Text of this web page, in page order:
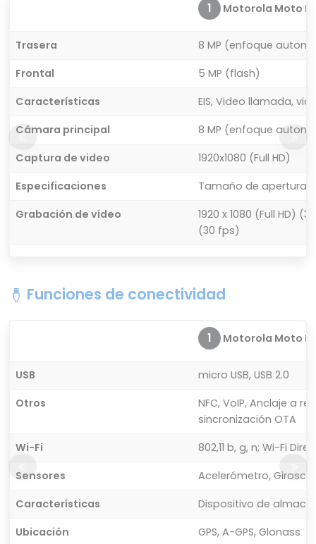
1 Motorola Moto E5
Trasera
8 MP (enfoque
Frontal
5 MP (flash)
Características
EIS, Video llamada,
Cámara principal
8 MP (enfoque
Captura de video
1920x1080 (Full HD)
Especificaciones
Tamaño de apertura:
Grabación de vídeo
1920 x 1080 (Full HD)
(30 fps)
Funciones de conectividad
1 Motorola Moto E5
USB
micro USB, USB 2.0
Otros
NFC, VoIP, Anclaje a
sincronización OTA
Wi-Fi
802,11 b, g, n; Wi-Fi
Sensores
Acelerómetro,
Características
Dispositivo de
Ubicación
GPS, A-GPS, Glonass